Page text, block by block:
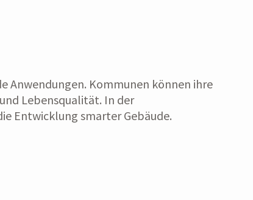
Anwendungen. Kommunen können ihre
Lebensqualität. In der
Entwicklung smarter Gebäude.